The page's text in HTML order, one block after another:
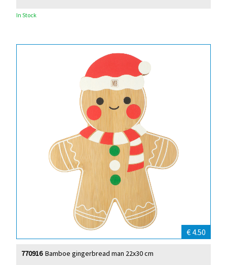
In Stock
€ 4.50
Bamboe gingerbread man 22x30 cm
770916